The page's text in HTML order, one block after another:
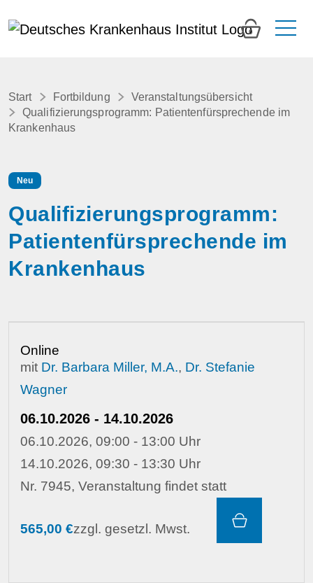
0
Start Fortbildung
Veranstaltungsübersicht
Qualifizierungsprogramm: Patientenfürsprechende im
Krankenhaus
Neu
Qualifizierungsprogramm:
Patientenfürsprechende im
Krankenhaus
Online
mit Dr. Barbara Miller, M.A., Dr. Stefanie
Wagner
06.10.2026 - 14.10.2026
06.10.2026, 09:00 - 13:00 Uhr
14.10.2026, 09:30 - 13:30 Uhr
Nr. 7945, Veranstaltung findet statt
565,00 €zzgl. gesetzl. Mwst.